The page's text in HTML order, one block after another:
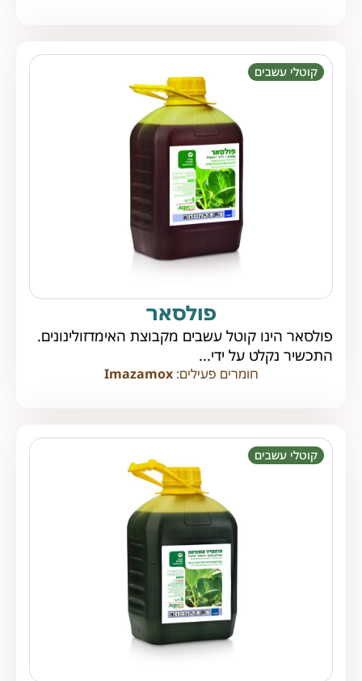
קוטלי עשבים
פולסאר
פולסאר הינו קוטל עשבים מקבוצת האימדזולינונים.
התכשיר נקלט על ידי...
חומרים פעילים:Imazamox
קוטלי עשבים